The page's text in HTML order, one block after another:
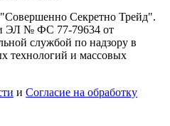
Секретно Трейд".
ЭЛ № ФС 77-79634 от
службой по надзору в
технологий и массовых
и Согласие на обработку